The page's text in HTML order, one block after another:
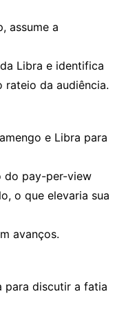
assume a
Libra e identifica
rateio da audiência.
e Libra para
do pay-per-view
o que elevaria sua
avanços.
para discutir a fatia